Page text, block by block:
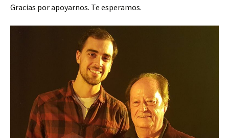
Gracias por apoyarnos. Te esperamos.